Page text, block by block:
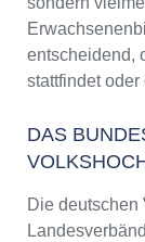
entscheidend,
stattfindet
DAS
Die deutschen